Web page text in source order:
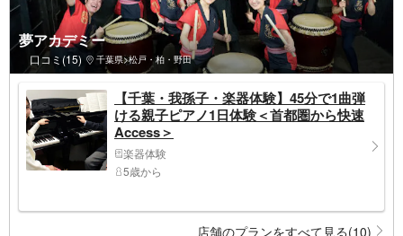
夢アカデミー
口コミ(15) 千葉県>松戸・柏・野田
【千葉・我孫子・楽器体験】45分で1曲弾
ける親子ピアノ1日体験＜首都圏から快速
Access＞
楽器体験
5歳から
店舗のプランをすべて見る(10)